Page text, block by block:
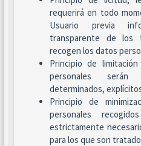
requerirá en todo
Usuario previa
transparente de los
recogen los datos
Principio de
personales
determinados,
Principio de
personales
estrictamente
para los que son